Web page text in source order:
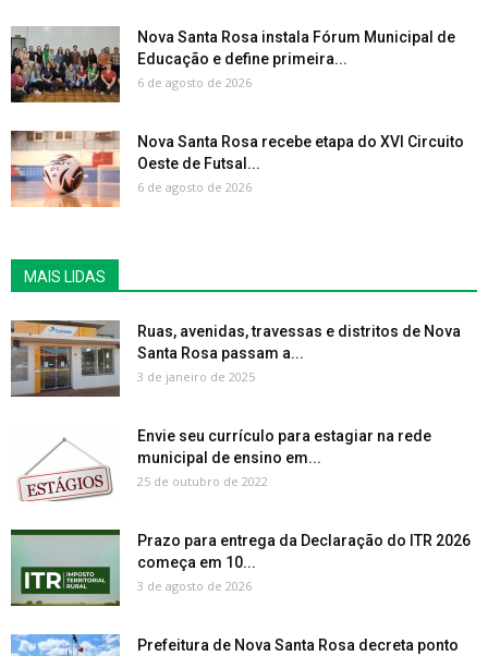
Nova Santa Rosa instala Fórum Municipal de
Educação e define primeira...
6 de agosto de 2026
Nova Santa Rosa recebe etapa do XVI Circuito
Oeste de Futsal...
6 de agosto de 2026
MAIS LIDAS
Ruas, avenidas, travessas e distritos de Nova
Santa Rosa passam a...
3 de janeiro de 2025
Envie seu currículo para estagiar na rede
municipal de ensino em...
25 de outubro de 2022
Prazo para entrega da Declaração do ITR 2026
começa em 10...
3 de agosto de 2026
Prefeitura de Nova Santa Rosa decreta ponto